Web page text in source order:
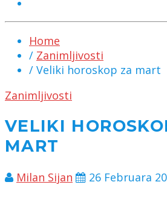
Home
/ Zanimljivosti
/ Veliki horoskop za mart
Zanimljivosti
VELIKI
MART
Milan Sijan 26 Februara